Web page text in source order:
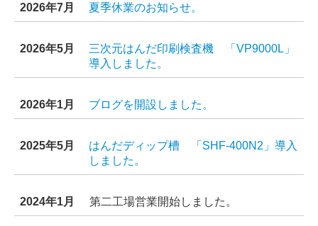
2026年7月 夏季休業のお知らせ。
2026年5月
三次元はんだ印刷検査機 「VP9000L」
導入しました 。
2026年1月 ブログを開設しました。
2025年5月
はんだディップ槽 「SHF-400N2」導入
しました。
2024年1月 第二工場営業開始しました。